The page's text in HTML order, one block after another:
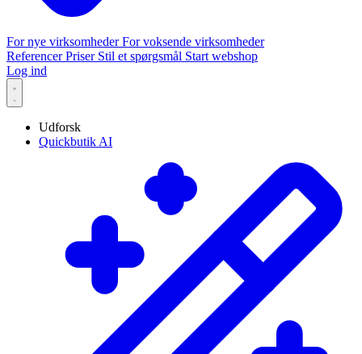
For nye virksomhederFor voksende virksomheder
ReferencerPriser Stil et spørgsmål Start webshop
Log ind
Udforsk
Quickbutik AI